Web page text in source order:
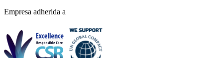
Empresa adherida a